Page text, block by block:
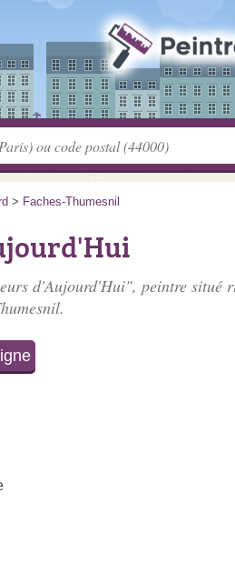
> Faches-Thumesnil
d'Aujourd'Hui", peintre situé